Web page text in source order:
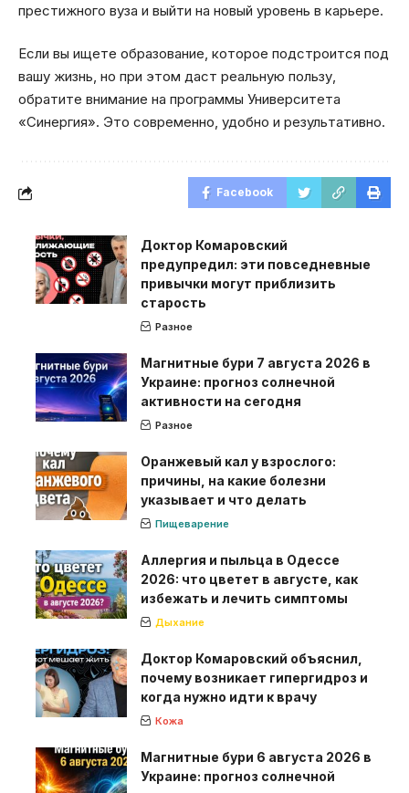
престижного вуза и выйти на новый уровень в карьере.
Если вы ищете образование, которое подстроится под
вашу жизнь, но при этом даст реальную пользу,
обратите внимание на программы Университета
«Синергия». Это современно, удобно и результативно.
Facebook
Доктор Комаровский
предупредил: эти повседневные
привычки могут приблизить
старость
Разное
Магнитные бури 7 августа 2026 в
Украине: прогноз солнечной
активности на сегодня
Разное
Оранжевый кал у взрослого:
причины, на какие болезни
указывает и что делать
Пищеварение
Аллергия и пыльца в Одессе
2026: что цветет в августе, как
избежать и лечить симптомы
Дыхание
Доктор Комаровский объяснил,
почему возникает гипергидроз и
когда нужно идти к врачу
Кожа
Магнитные бури 6 августа 2026 в
Украине: прогноз солнечной